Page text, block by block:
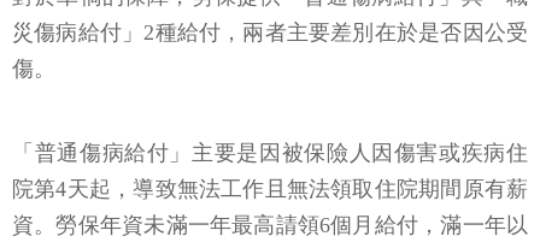
災傷病給付」2種給付，兩者主要差別在於是否因公受
傷。
「普通傷病給付」主要是因被保險人因傷害或疾病住
院第4天起，導致無法工作且無法領取住院期間原有薪
資。勞保年資未滿一年最高請領6個月給付，滿一年以